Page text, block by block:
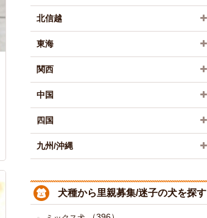
北信越
東海
関西
中国
四国
九州/沖縄
犬種から里親募集/迷子の犬を探す